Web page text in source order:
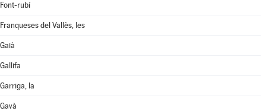
Font-rubí
Franqueses del Vallès, les
Gaià
Gallifa
Garriga, la
Gavà